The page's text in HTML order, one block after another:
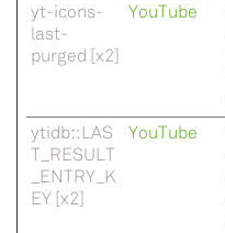
yt-icons-
last-
purged [x2]
YouTube
ytidb::LAS
T_RESULT
_ENTRY_K
EY [x2]
YouTube